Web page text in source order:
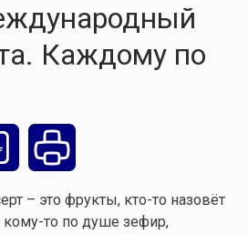
Каждому по
– это фрукты, кто-то назовёт
кому-то по душе зефир,